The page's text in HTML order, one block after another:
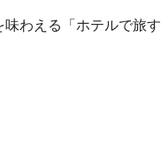
わえる「ホテルで旅す